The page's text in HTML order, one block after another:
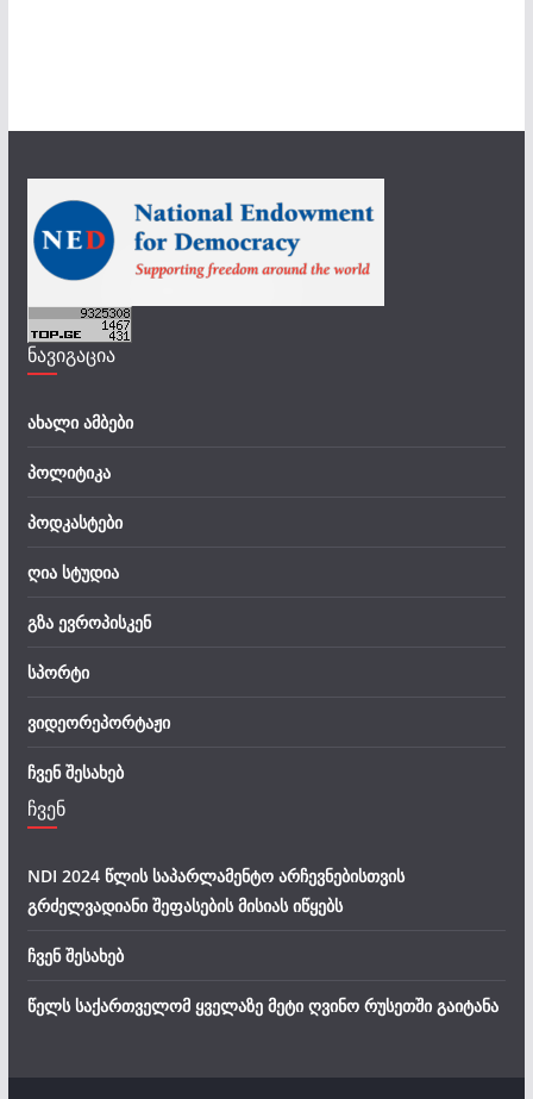
ნავიგაცია
ახალი ამბები
პოლიტიკა
პოდკასტები
ღია სტუდია
გზა ევროპისკენ
სპორტი
ვიდეორეპორტაჟი
ჩვენ შესახებ
ჩვენ
NDI 2024 წლის საპარლამენტო არჩევნებისთვის
გრძელვადიანი შეფასების მისიას იწყებს
ჩვენ შესახებ
წელს საქართველომ ყველაზე მეტი ღვინო რუსეთში გაიტანა